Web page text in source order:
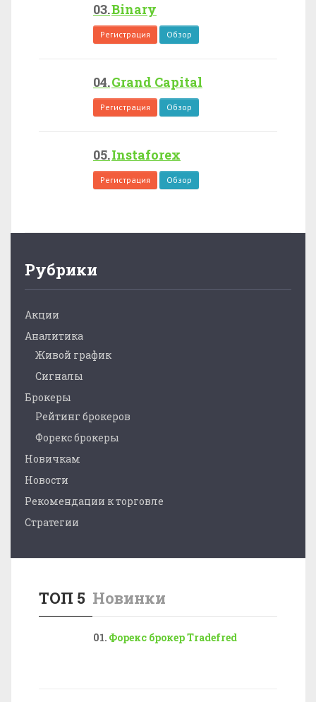
Binary
Регистрация Обзор
Grand Capital
Регистрация Обзор
Instaforex
Регистрация Обзор
Рубрики
Акции
Аналитика
Живой график
Сигналы
Брокеры
Рейтинг брокеров
Форекс брокеры
Новичкам
Новости
Рекомендации к торговле
Стратегии
ТОП 5 Новинки
Форекс брокер Tradefred